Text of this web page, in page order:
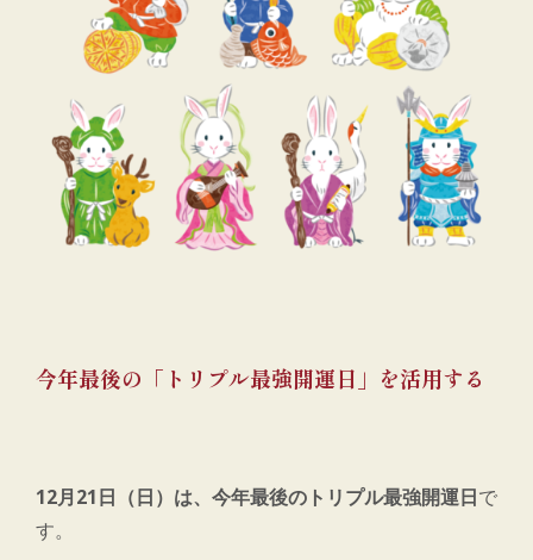
今年最後の「トリプル最強開運日」を活用する
12月21日（日）は、今年最後のトリプル最強開運日で
す。